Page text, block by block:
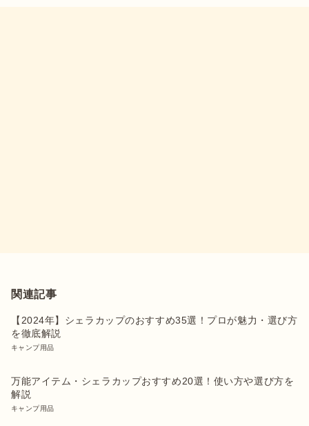
関連記事
【2024年】シェラカップのおすすめ35選！プロが魅力・選び方
を徹底解説
キャンプ用品
万能アイテム・シェラカップおすすめ20選！使い方や選び方を
解説
キャンプ用品